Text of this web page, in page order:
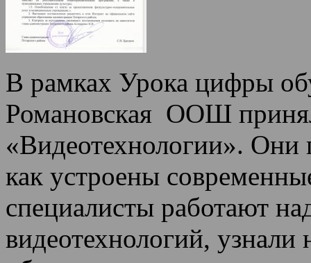
В рамках Урока цифры
Романовская ООШ
«Видеотехнологии». Они
как устроены
специалисты работают
видеотехнологий,